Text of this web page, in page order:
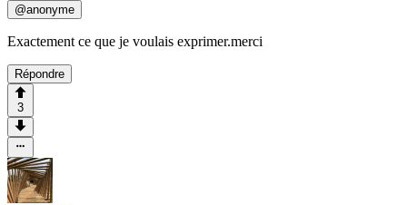
@anonyme
Exactement ce que je voulais exprimer.merci
Répondre
3